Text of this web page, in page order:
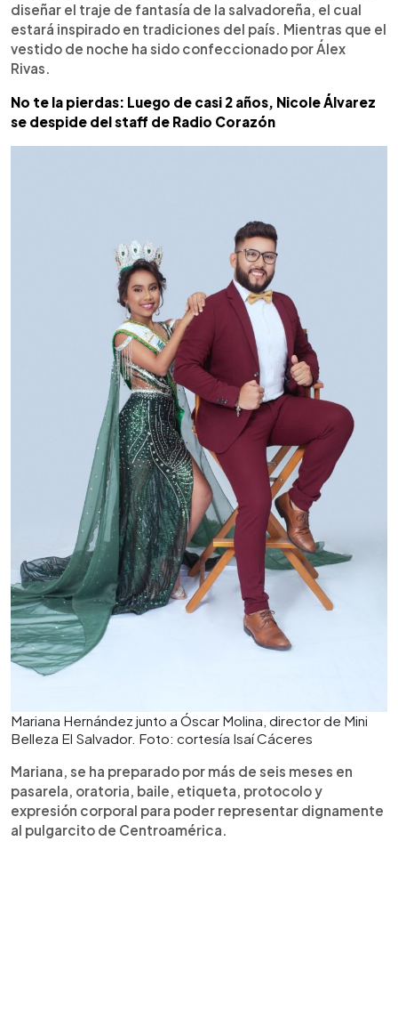
diseñar el traje de fantasía de la salvadoreña, el cual
estará inspirado en tradiciones del país. Mientras que el
vestido de noche ha sido confeccionado por Álex
Rivas.
No te la pierdas: Luego de casi 2 años, Nicole Álvarez
se despide del staff de Radio Corazón
Mariana Hernández junto a Óscar Molina, director de Mini
Belleza El Salvador. Foto: cortesía Isaí Cáceres
Mariana, se ha preparado por más de seis meses en
pasarela, oratoria, baile, etiqueta, protocolo y
expresión corporal para poder representar dignamente
al pulgarcito de Centroamérica.